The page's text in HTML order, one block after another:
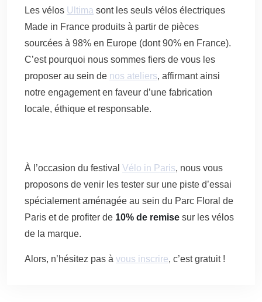
Les vélos Ultima sont les seuls vélos électriques
Made in France produits à partir de pièces
sourcées à 98% en Europe (dont 90% en France).
C’est pourquoi nous sommes fiers de vous les
proposer au sein de nos ateliers, affirmant ainsi
notre engagement en faveur d’une fabrication
locale, éthique et responsable.
À l’occasion du festival Vélo in Paris, nous vous
proposons de venir les tester sur une piste d’essai
spécialement aménagée au sein du Parc Floral de
Paris et de profiter de 10% de remise sur les vélos
de la marque.
Alors, n’hésitez pas à vous inscrire, c’est gratuit !